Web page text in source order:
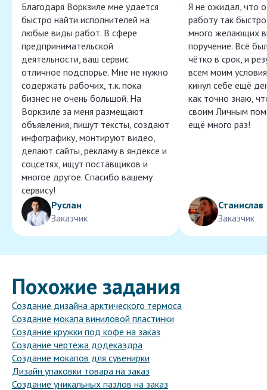
Благодаря Воркзиле мне удаётся
быстро найти исполнителей на
любые виды работ. В сфере
предпринимательской
деятельности, ваш сервис
отличное подспорье. Мне не нужно
содержать рабочих, т.к. пока
бизнес не очень большой. На
Воркзиле за меня размещают
объявления, пишут тексты, создают
инфографику, монтируют видео,
делают сайты, рекламу в яндексе и
соцсетях, ищут поставщиков и
многое другое. Спасибо вашему
сервису!
Руслан
Заказчик
Я не ожидал, что
работу так
много желающих
поручение. Всё
чётко в срок, и
всем моим
кинул себе ещё
как точно знаю,
своим Личным
ещё много раз!
Станислав
Заказчик
Похожие задания
Создание дизайна арктического термоса
Создание мокапа виниловой пластинки
Создание кружки под кофе на заказ
Создание чертежа додекаэдра
Создание мокапов для сувенирки
Дизайн упаковки товара на заказ
Создание уникальных пазлов на заказ